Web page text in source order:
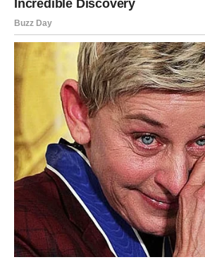
2. Priprema kreme
Puding:
Pripremite puding prema
koristeći mlijeko i šećer.